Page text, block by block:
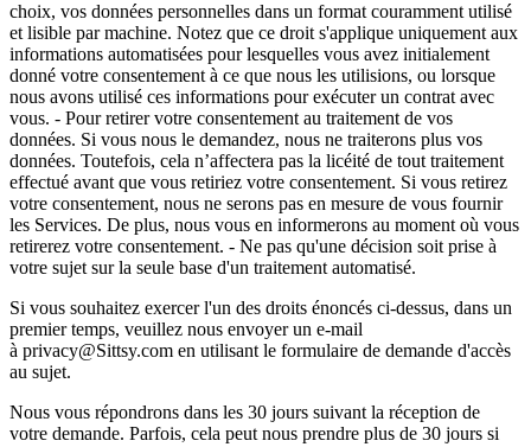
choix, vos données personnelles dans un format couramment utilisé
et lisible par machine. Notez que ce droit s'applique uniquement aux
informations automatisées pour lesquelles vous avez initialement
donné votre consentement à ce que nous les utilisions, ou lorsque
nous avons utilisé ces informations pour exécuter un contrat avec
vous. - Pour retirer votre consentement au traitement de vos
données. Si vous nous le demandez, nous ne traiterons plus vos
données. Toutefois, cela n’affectera pas la licéité de tout traitement
effectué avant que vous retiriez votre consentement. Si vous retirez
votre consentement, nous ne serons pas en mesure de vous fournir
les Services. De plus, nous vous en informerons au moment où vous
retirerez votre consentement. - Ne pas qu'une décision soit prise à
votre sujet sur la seule base d'un traitement automatisé.
Si vous souhaitez exercer l'un des droits énoncés ci-dessus, dans un
premier temps, veuillez nous envoyer un e-mail
à privacy@Sittsy.com en utilisant le formulaire de demande d'accès
au sujet.
Nous vous répondrons dans les 30 jours suivant la réception de
votre demande. Parfois, cela peut nous prendre plus de 30 jours si